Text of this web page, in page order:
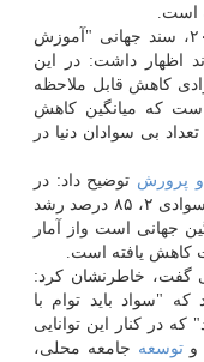
وی با باین اینكه در سال های ۲۰۰۰ تا ۲۰۱۵، سند جهانی "آموزش
امضا كردند اظهار داشت: در این
كاهش قابل ملاحظه
است كه میانگین كاهش
بی سوادان دنیا در
پرورش توضیح داد: در
كشور ما در طول سال های ۹۱ تا ۹۵، نرخ باسوادی ۲، ۸۵ درصد رشد
در حدود ۳ برابر میانگین جهانی است واز آمار
كاهش یافته است.
گفت، خاطرنشان كرد:
كه "سواد باید توام با
در كنار این توانایی
وتوسعه جامعه محلی،